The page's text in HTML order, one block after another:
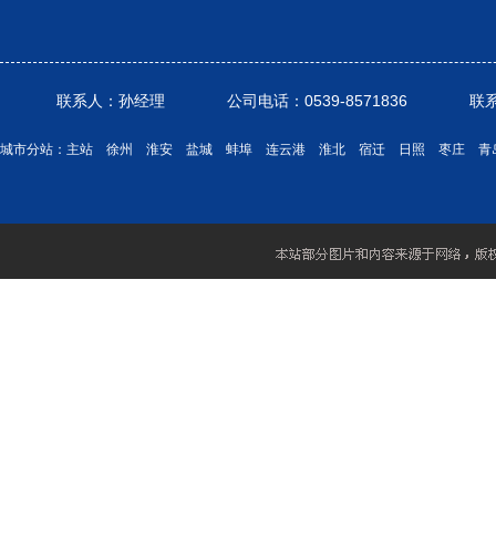
联系人：孙经理 公司电话：0539-8571836 联系电话
城市分站： 主站 徐州 淮安 盐城 蚌埠 连云港 淮北 宿迁 日照 枣庄 青